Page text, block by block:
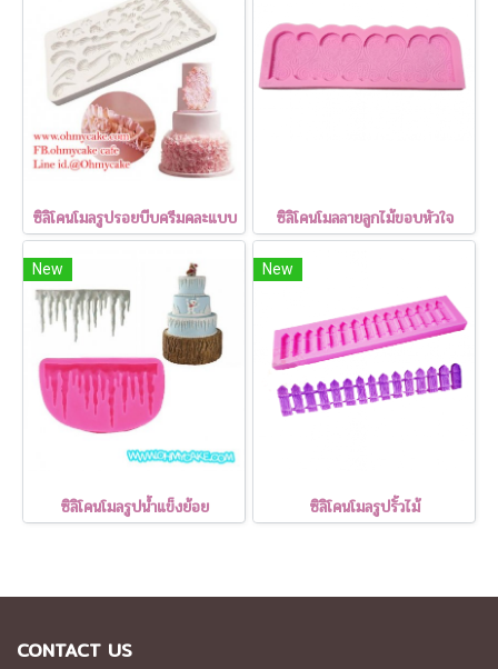
ซิลิโคนโมลรูปรอยบีบครีมคละแบบ ซิลิโคนโมลลายลูกไม้ขอบหัวใจ
New
ซิลิโคนโมลรูปน้ำแข็งย้อย
New
ซิลิโคนโมลรูปรั้วไม้
CONTACT US